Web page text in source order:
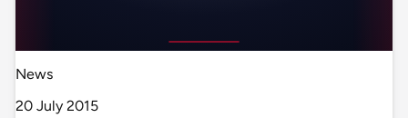
News
20 July 2015